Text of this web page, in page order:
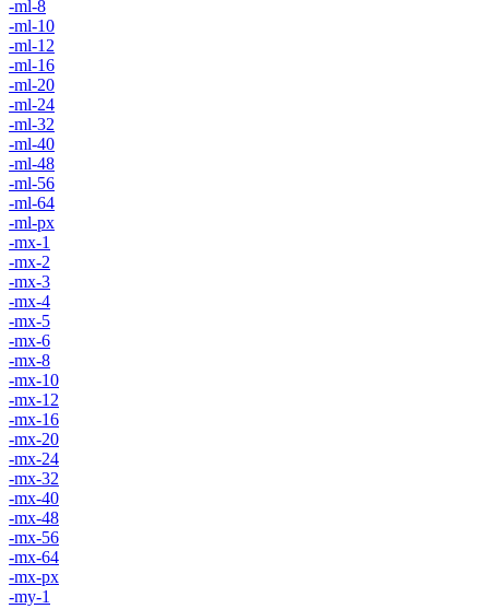
-ml-8
-ml-10
-ml-12
-ml-16
-ml-20
-ml-24
-ml-32
-ml-40
-ml-48
-ml-56
-ml-64
-ml-px
-mx-1
-mx-2
-mx-3
-mx-4
-mx-5
-mx-6
-mx-8
-mx-10
-mx-12
-mx-16
-mx-20
-mx-24
-mx-32
-mx-40
-mx-48
-mx-56
-mx-64
-mx-px
-my-1